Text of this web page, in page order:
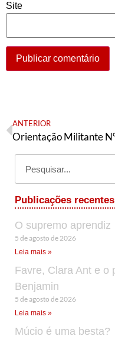
Site
ANTERIOR
Publicações recentes
O supremo aprendiz
5 de agosto de 2026
Leia mais »
Favre, Clara Ant e o
Benjamin
5 de agosto de 2026
Leia mais »
Múcio é uma besta?